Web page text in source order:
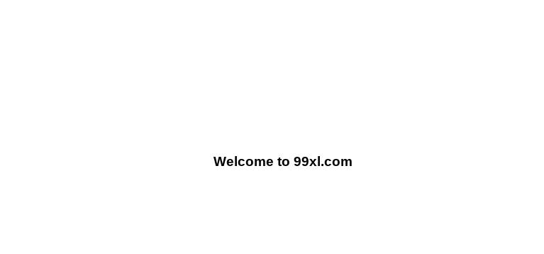
Welcome to 99xl.com